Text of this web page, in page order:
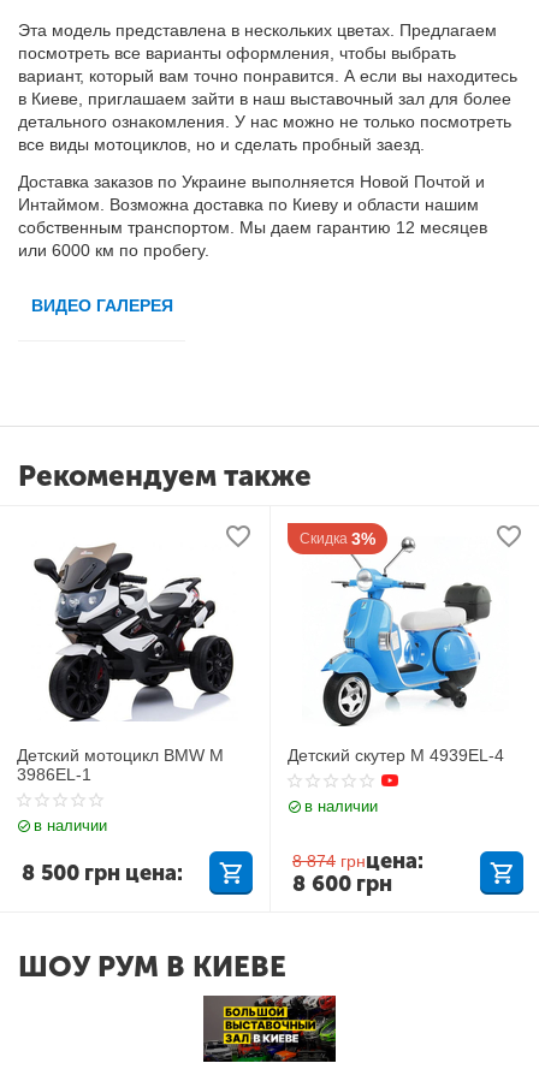
Эта модель представлена в нескольких цветах. Предлагаем
посмотреть все варианты оформления, чтобы выбрать
вариант, который вам точно понравится. А если вы находитесь
в Киеве, приглашаем зайти в наш выставочный зал для более
детального ознакомления. У нас можно не только посмотреть
все виды мотоциклов, но и сделать пробный заезд.
Доставка заказов по Украине выполняется Новой Почтой и
Интаймом. Возможна доставка по Киеву и области нашим
собственным транспортом. Мы даем гарантию 12 месяцев
или 6000 км по пробегу.
ВИДЕО ГАЛЕРЕЯ
Рекомендуем также
Детский мотоцикл BMW M
3986EL-1
в наличии
8 500 грн цена:
Скидка 3%
Детский скутер M 4939EL-4
в наличии
8 874 грн
8 600 грн
цена:
ШОУ РУМ В КИЕВЕ